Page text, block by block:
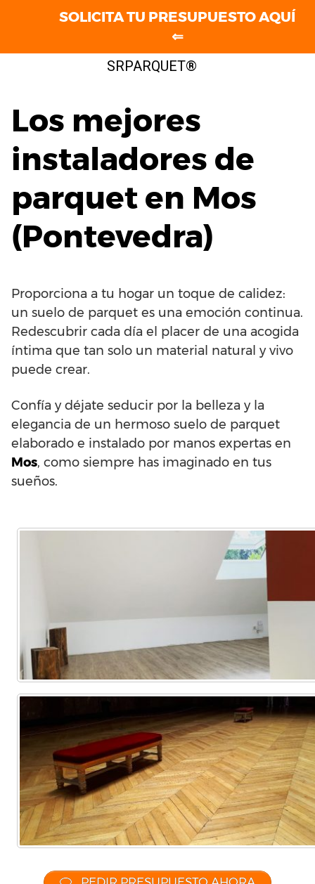
SRPARQUET®
Los mejores
instaladores de
parquet en Mos
(Pontevedra)
Proporciona a tu hogar un toque de calidez:
un suelo de parquet es una emoción continua.
Redescubrir cada día el placer de una acogida
íntima que tan solo un material natural y vivo
puede crear.
Confía y déjate seducir por la belleza y la
elegancia de un hermoso suelo de parquet
elaborado e instalado por manos expertas en
Mos, como siempre has imaginado en tus
sueños.
SOLICITA TU PRESUPUESTO AQUÍ
⇐